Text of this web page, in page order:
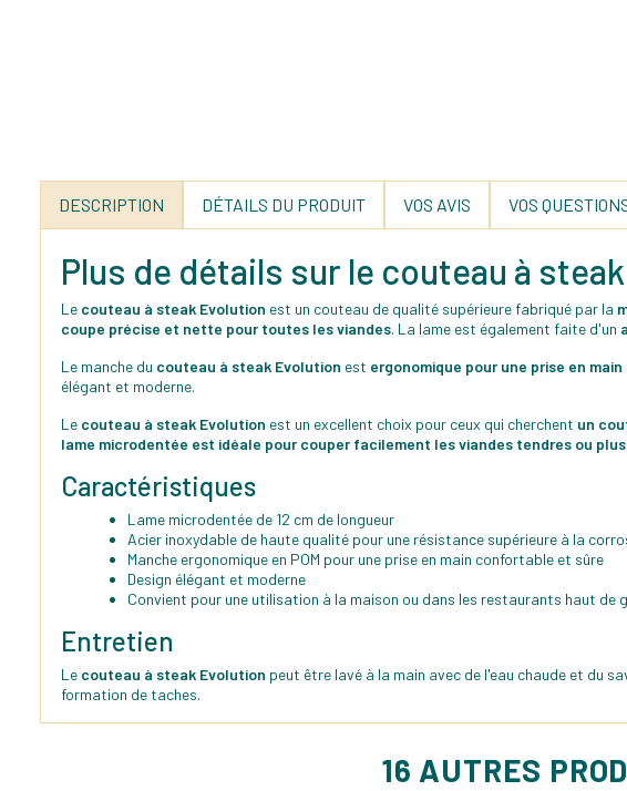
DESCRIPTION DÉTAILS DU PRODUIT VOS AVIS VOS
Plus de détails sur le couteau à
Le couteau à steak Evolution est un couteau de qualité supérieure fabriqué par la
coupe précise et nette pour toutes les viandes. La lame est également faite d'un
Le manche du couteau à steak Evolution est ergonomique pour une prise en
élégant et moderne.
Le couteau à steak Evolution est un excellent choix pour ceux qui cherchent un
lame microdentée est idéale pour couper facilement les viandes tendres ou
Caractéristiques
Lame microdentée de 12 cm de longueur
Acier inoxydable de haute qualité pour une résistance supérieure à la
Manche ergonomique en POM pour une prise en main confortable et sûre
Design élégant et moderne
Convient pour une utilisation à la maison ou dans les restaurants haut de
Entretien
Le couteau à steak Evolution peut être lavé à la main avec de l'eau chaude et du
formation de taches.
16 AUTRES